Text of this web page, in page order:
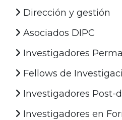
Dirección y gestión
Asociados DIPC
Investigadores
Fellows de
Investigadores Post-
Investigadores en